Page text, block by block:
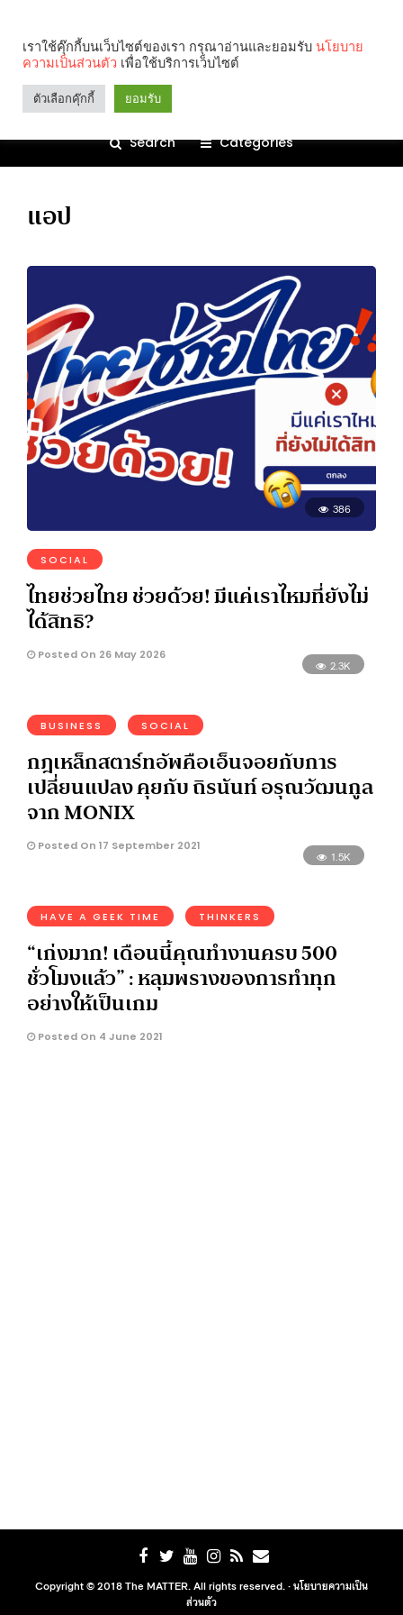
Search Categories
แอป
386
SOCIAL
ไทยช่วยไทย ช่วยด้วย! มีแค่เราไหมที่ยังไม่
ได้สิทธิ?
Posted On 26 May 2026
2.3K
BUSINESS SOCIAL
กฎเหล็กสตาร์ทอัพคือเอ็นจอยกับการ
เปลี่ยนแปลง คุยกับ ถิรนันท์ อรุณวัฒนกูล
จาก MONIX
Posted On 17 September 2021
1.5K
HAVE A GEEK TIME THINKERS
“เก่งมาก! เดือนนี้คุณทำงานครบ 500
ชั่วโมงแล้ว” : หลุมพรางของการทำทุก
อย่างให้เป็นเกม
Posted On 4 June 2021
Copyright © 2018 The MATTER. All rights reserved. ·นโยบายความเป็น
ส่วนตัว
เราใช้คุ๊กกี้บนเว็บไซต์ของเรา กรุณาอ่านและยอมรับ นโยบาย
ความเป็นส่วนตัว เพื่อใช้บริการเว็บไซต์
ตัวเลือกคุ๊กกี้ ยอมรับ